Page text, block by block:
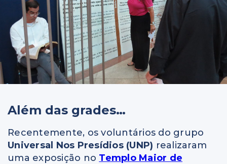
Além das grades…
Recentemente, os voluntários do grupo
Universal Nos Presídios (UNP) realizaram
uma exposição no Templo Maior de